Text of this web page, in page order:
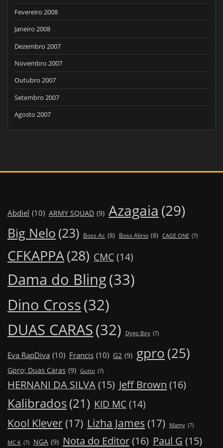
Fevereiro 2008
Janeiro 2008
Dezembro 2007
Novembro 2007
Outubro 2007
Setembro 2007
Agosto 2007
Abdiel (10) ARMY SQUAD (9) Azagaia (29)
Big Nelo (23) Boss Ac (8) Boss Alirio (8) CAGE ONE (7)
CFKAPPA(28) CMC (14)
Dama do Bling(33)
Dino Cross(32)
DUAS CARAS(32) Dygo Boy (7)
Eva RapDiva (10) Francis (10) G2 (9) gpro(25)
Gpro; Duas Caras (9) Gutto (7)
HERNANI DA SILVA(15) Jeff Brown (16)
Kalibrados(21) KID MC (14)
Kool Klever (17) Lizha James (17) Mamy (7)
MC K (7) NGA (9) Nota do Editor(16) Paul G (15)